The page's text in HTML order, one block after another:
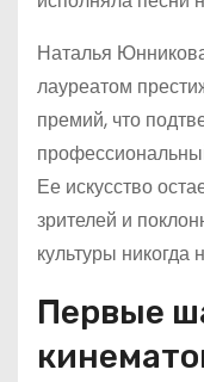
Наталья
лауреатом
премий, что
Ее искусство
зрителей и
культуры никогда
Первые